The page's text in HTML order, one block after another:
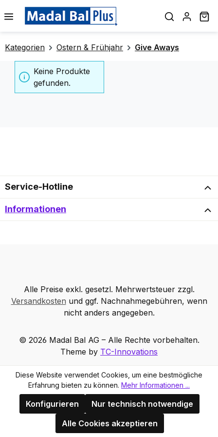
springen
Kategorien Ostern & Frühjahr Give Aways
Keine Produkte
gefunden.
Service-Hotline
Informationen
Alle Preise exkl. gesetzl. Mehrwertsteuer zzgl.
Versandkosten und ggf. Nachnahmegebühren, wenn
nicht anders angegeben.
© 2026 Madal Bal AG – Alle Rechte vorbehalten.
Theme by TC-Innovations
Diese Website verwendet Cookies, um eine bestmögliche
Erfahrung bieten zu können. Mehr Informationen ...
Nur technisch notwendige
Konfigurieren
Alle Cookies akzeptieren